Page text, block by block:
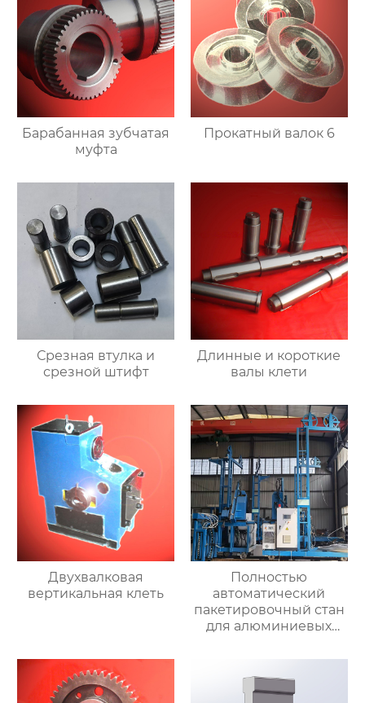
Барабанная зубчатая
муфта
Прокатный валок 6
Срезная втулка и
срезной штифт
Длинные и короткие
валы клети
Двухвалковая
вертикальная клеть
Полностью
автоматический
пакетировочный стан
для алюминиевых